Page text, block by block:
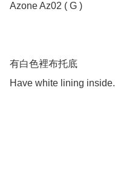
Azone Az02 ( G )
有白色裡布托底
Have white lining inside.